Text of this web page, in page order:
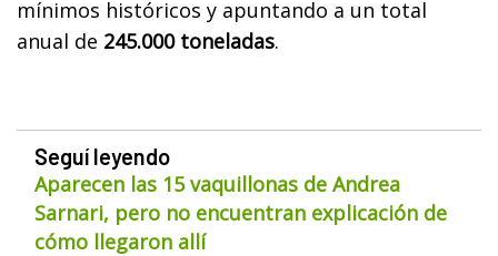
mínimos históricos y apuntando a un total
anual de 245.000 toneladas.
Seguí leyendo
Aparecen las 15 vaquillonas de Andrea
Sarnari, pero no encuentran explicación de
cómo llegaron allí